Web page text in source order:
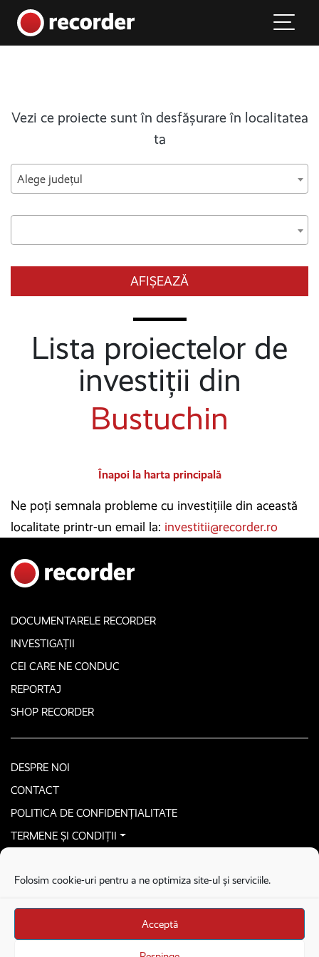
Folosim cookie-uri pentru a ne optimiza site-ul și serviciile.
Acceptă
Main Navigation
Vezi ce proiecte sunt în desfășurare în localitatea
ta
Alege județul
AFIȘEAZĂ
Lista proiectelor de
investiții din
Bustuchin
Înapoi la harta principală
Ne poți semnala probleme cu investițiile din această
localitate printr-un email la: investitii@recorder.ro
DOCUMENTARELE RECORDER
INVESTIGAȚII
CEI CARE NE CONDUC
REPORTAJ
SHOP RECORDER
DESPRE NOI
CONTACT
POLITICA DE CONFIDENȚIALITATE
TERMENE ȘI CONDIȚII
Stega creative
Brandul Recorder e operat de Asociația Recorder Community, sub licența SC